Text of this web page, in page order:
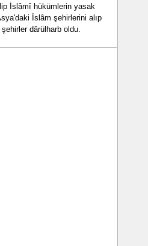
İslâmî hükümlerin yasak
İslâm şehirlerini alıp
dârülharb oldu.